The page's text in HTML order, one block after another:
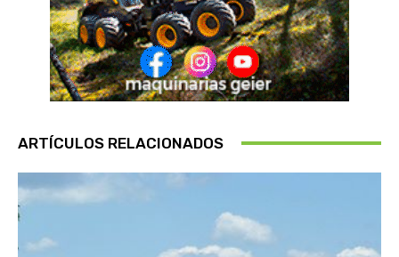
ARTÍCULOS RELACIONADOS